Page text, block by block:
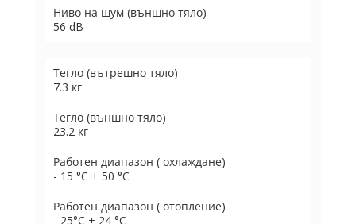
Ниво на шум (външно тяло)
56 dB
Тегло (вътрешно тяло)
7.3 кг
Тегло (външно тяло)
23.2 кг
Работен диапазон ( охлаждане)
- 15 °C + 50 °C
Работен диапазон ( отопление)
- 25°C + 24 °C